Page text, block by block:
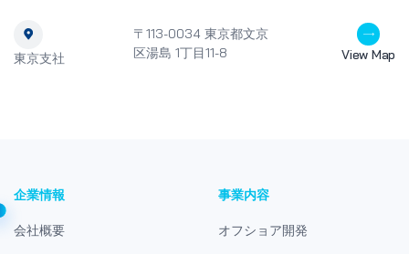
東京支社
〒113-0034 東京都文京
区湯島 1丁目11-8
View Map
企業情報
会社概要
事業内容
オフショア開発